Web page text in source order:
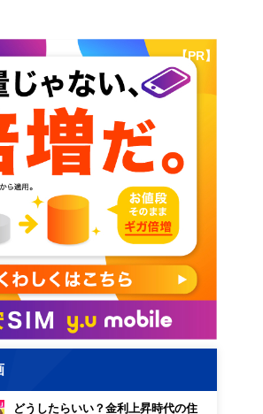
【PR】
どうしたらいい？金利上昇時代の住